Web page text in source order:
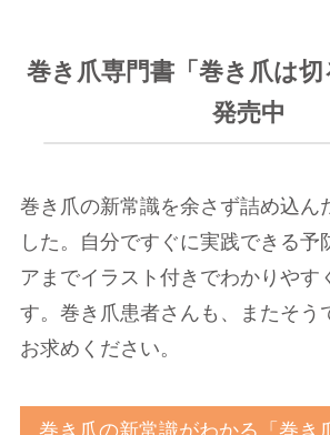
巻き爪専門書「巻き爪は
発売中
巻き爪の新常識を余さず詰め込ん
した。自分ですぐに実践できる予
アまでイラスト付きでわかりやす
す。巻き爪患者さんも、またそう
お求めください。
巻き爪の新常識がわかる「巻き